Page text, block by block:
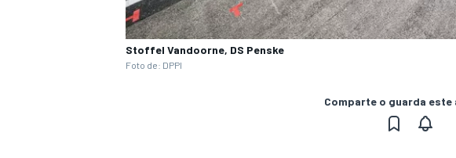
Stoffel Vandoorne, DS Penske
Foto de: DPPI
Comparte o guarda